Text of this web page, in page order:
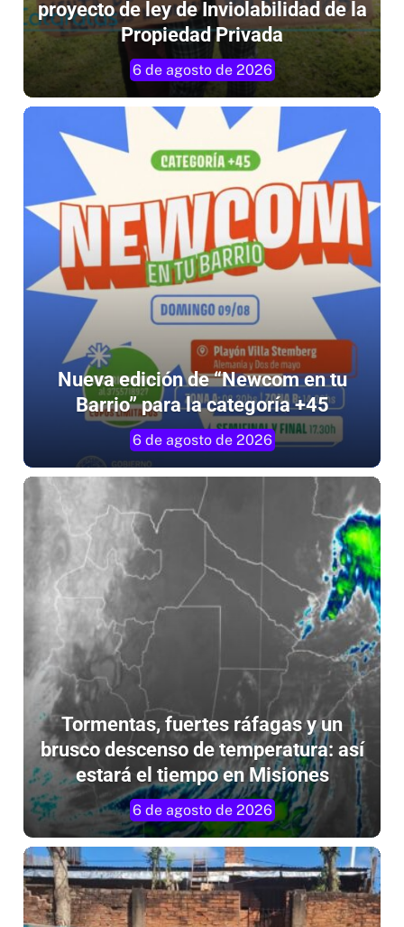
Propiedad Privada
6 de agosto de 2026
Nueva edición de “Newcom en tu
Barrio” para la categoría +45
6 de agosto de 2026
Tormentas, fuertes ráfagas y un
brusco descenso de temperatura: así
estará el tiempo en Misiones
6 de agosto de 2026